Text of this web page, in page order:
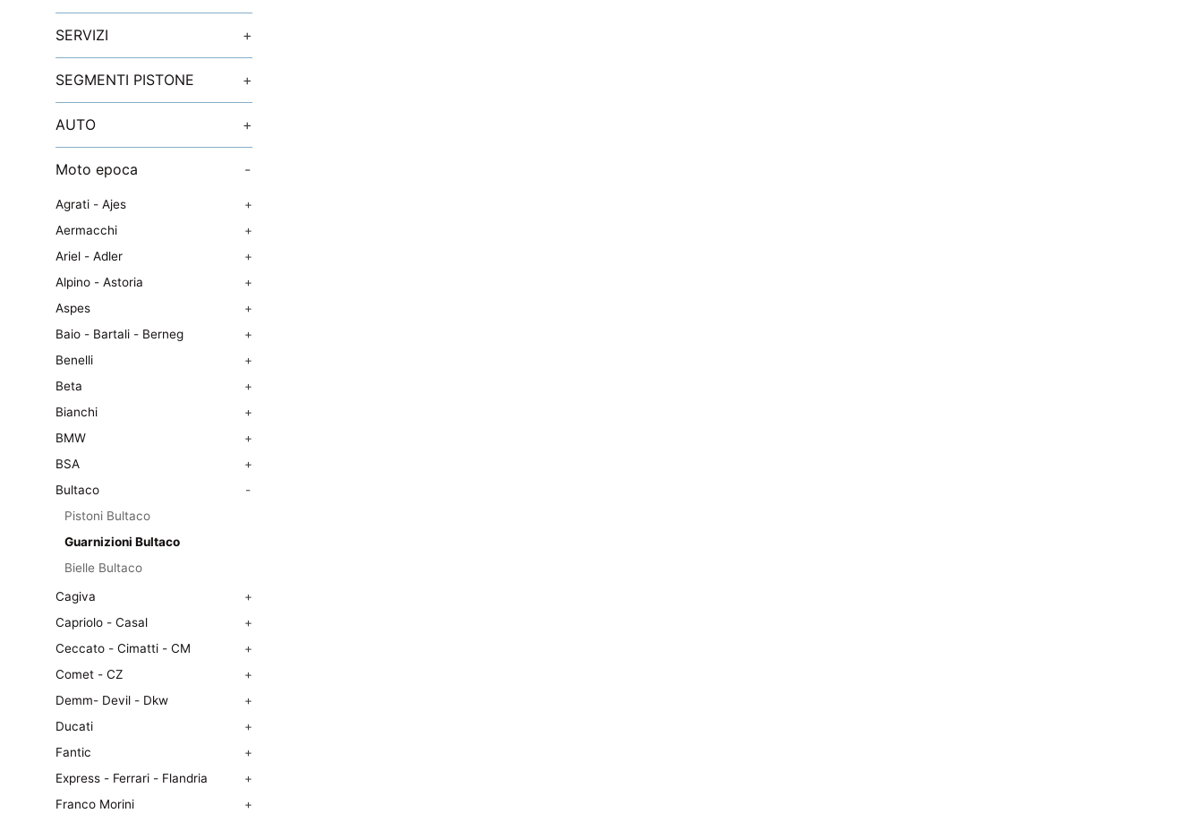
SERVIZI +
SEGMENTI PISTONE +
AUTO +
Moto epoca -
Agrati - Ajes
+
Aermacchi
+
Ariel - Adler
+
Alpino - Astoria
+
Aspes
+
Baio - Bartali - Berneg
+
Benelli
+
Beta
+
Bianchi
+
BMW
+
BSA
+
Bultaco
-
Pistoni Bultaco
Guarnizioni Bultaco
Bielle Bultaco
Cagiva
+
Capriolo - Casal
+
Ceccato - Cimatti - CM
+
Comet - CZ
+
Demm- Devil - Dkw
+
Ducati
+
Fantic
+
Express - Ferrari - Flandria
+
Franco Morini
+